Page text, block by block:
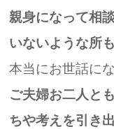
親身になって相
いないような所
本当にお世話に
ご夫婦お二人と
ちや考えを引き